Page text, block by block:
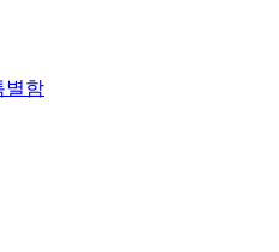
별함